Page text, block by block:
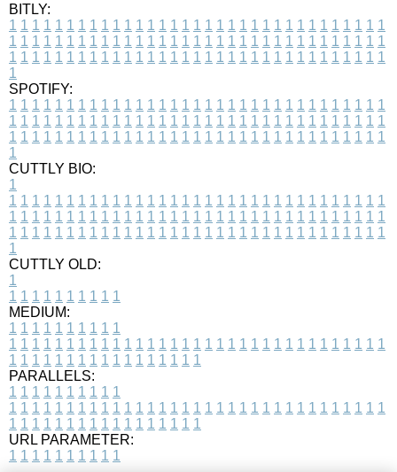
BITLY:
1 1 1 1 1 1 1 1 1 1 1 1 1 1 1 1 1 1 1 1 1 1 1 1 1 1 1 1 1 1 1 1 1
1 1 1 1 1 1 1 1 1 1 1 1 1 1 1 1 1 1 1 1 1 1 1 1 1 1 1 1 1 1 1 1 1
1 1 1 1 1 1 1 1 1 1 1 1 1 1 1 1 1 1 1 1 1 1 1 1 1 1 1 1 1 1 1 1 1
1
SPOTIFY:
1 1 1 1 1 1 1 1 1 1 1 1 1 1 1 1 1 1 1 1 1 1 1 1 1 1 1 1 1 1 1 1 1
1 1 1 1 1 1 1 1 1 1 1 1 1 1 1 1 1 1 1 1 1 1 1 1 1 1 1 1 1 1 1 1 1
1 1 1 1 1 1 1 1 1 1 1 1 1 1 1 1 1 1 1 1 1 1 1 1 1 1 1 1 1 1 1 1 1
1
CUTTLY BIO:
1
1 1 1 1 1 1 1 1 1 1 1 1 1 1 1 1 1 1 1 1 1 1 1 1 1 1 1 1 1 1 1 1 1
1 1 1 1 1 1 1 1 1 1 1 1 1 1 1 1 1 1 1 1 1 1 1 1 1 1 1 1 1 1 1 1 1
1 1 1 1 1 1 1 1 1 1 1 1 1 1 1 1 1 1 1 1 1 1 1 1 1 1 1 1 1 1 1 1 1
1
CUTTLY OLD:
1
1 1 1 1 1 1 1 1 1 1
MEDIUM:
1 1 1 1 1 1 1 1 1 1
1 1 1 1 1 1 1 1 1 1 1 1 1 1 1 1 1 1 1 1 1 1 1 1 1 1 1 1 1 1 1 1 1
1 1 1 1 1 1 1 1 1 1 1 1 1 1 1 1 1
PARALLELS:
1 1 1 1 1 1 1 1 1 1
1 1 1 1 1 1 1 1 1 1 1 1 1 1 1 1 1 1 1 1 1 1 1 1 1 1 1 1 1 1 1 1 1
1 1 1 1 1 1 1 1 1 1 1 1 1 1 1 1 1
URL PARAMETER:
1 1 1 1 1 1 1 1 1 1